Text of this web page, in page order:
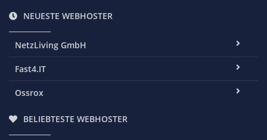
NEUESTE WEBHOSTER
NetzLiving GmbH
Fast4.IT
Ossrox
BELIEBTESTE WEBHOSTER